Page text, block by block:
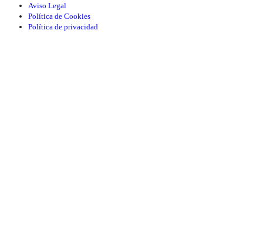
Aviso Legal
Política de Cookies
Política de privacidad